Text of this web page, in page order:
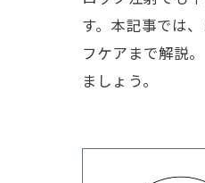
す。本記事では
フケアまで解説
ましょう。